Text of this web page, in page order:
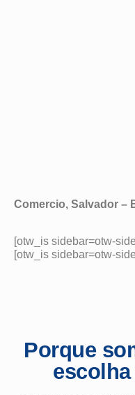
Comercio, Salvador –
[otw_is sidebar=otw-
[otw_is sidebar=otw-
Porque